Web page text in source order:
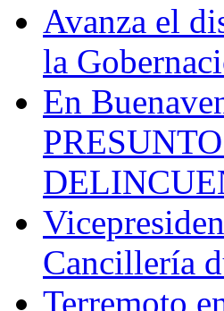
Avanza el
la
En
Cancillería
Terremoto